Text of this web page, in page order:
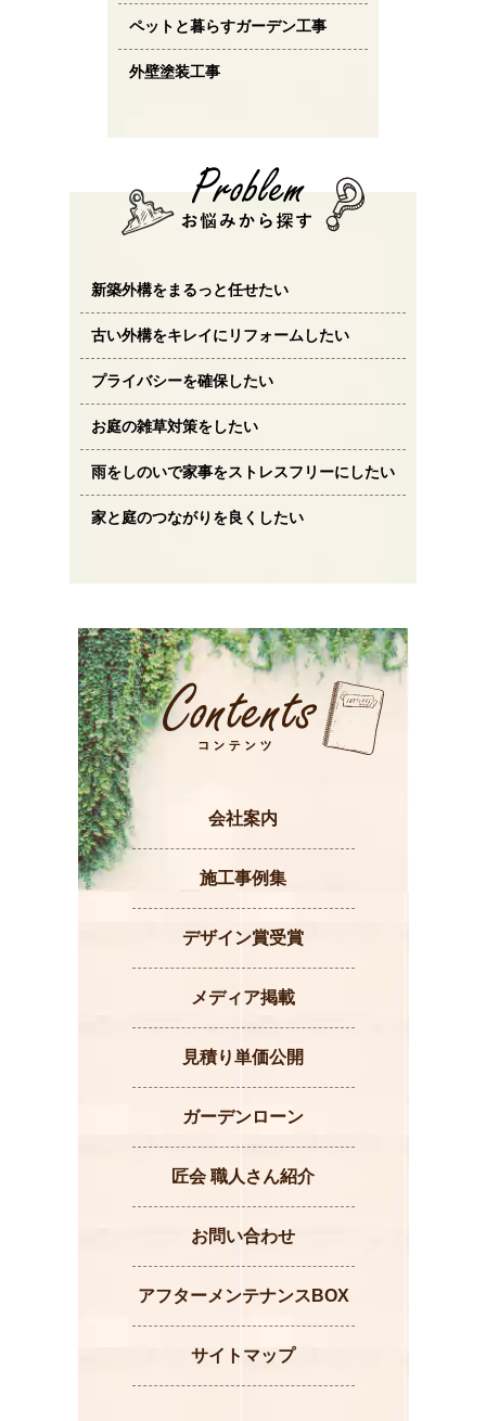
ペットと暮らすガーデン工事
外壁塗装工事
新築外構をまるっと任せたい
古い外構をキレイにリフォームしたい
プライバシーを確保したい
お庭の雑草対策をしたい
雨をしのいで家事をストレスフリーにしたい
家と庭のつながりを良くしたい
会社案内
施工事例集
デザイン賞受賞
メディア掲載
見積り単価公開
ガーデンローン
匠会 職人さん紹介
お問い合わせ
アフターメンテナンスBOX
サイトマップ